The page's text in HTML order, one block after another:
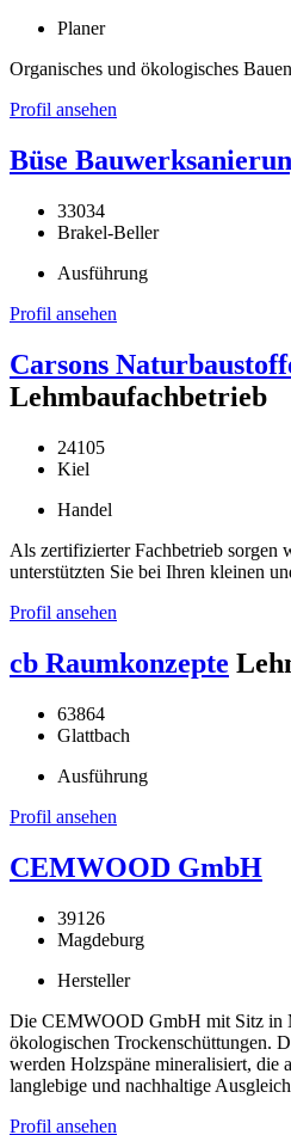
Planer
Organisches und ökologisches
Profil ansehen
Büse
33034
Brakel-Beller
Ausführung
Profil ansehen
Carsons
Lehmbaufachbetrieb
24105
Kiel
Handel
Als zertifizierter Fachbetrieb sorgen
unterstützten Sie bei Ihren kleinen
Profil ansehen
cb Raumkonzepte
63864
Glattbach
Ausführung
Profil ansehen
CEMWOOD GmbH
39126
Magdeburg
Hersteller
Die CEMWOOD GmbH mit Sitz in
ökologischen Trockenschüttungen.
werden Holzspäne mineralisiert, die
langlebige und nachhaltige
Profil ansehen